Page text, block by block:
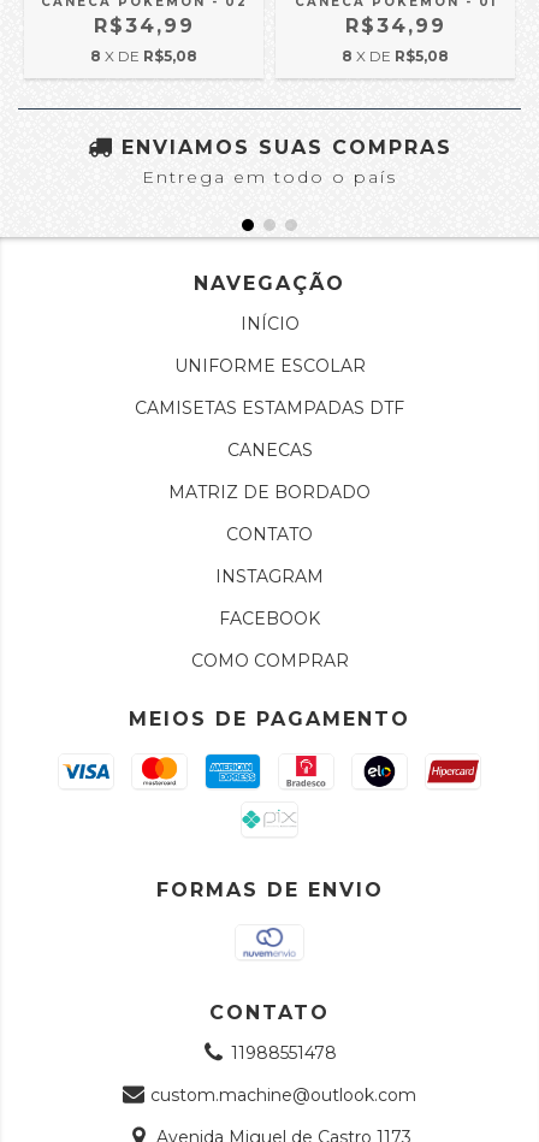
R$34,99
8 X DE R$5,08
R$34,99
8 X DE R$5,08
ENVIAMOS SUAS COMPRAS
Entrega em todo o país
NAVEGAÇÃO
INÍCIO
UNIFORME ESCOLAR
CAMISETAS ESTAMPADAS DTF
CANECAS
MATRIZ DE BORDADO
CONTATO
INSTAGRAM
FACEBOOK
COMO COMPRAR
MEIOS DE PAGAMENTO
FORMAS DE ENVIO
CONTATO
11988551478
custom.machine@outlook.com
Avenida Miguel de Castro 1173